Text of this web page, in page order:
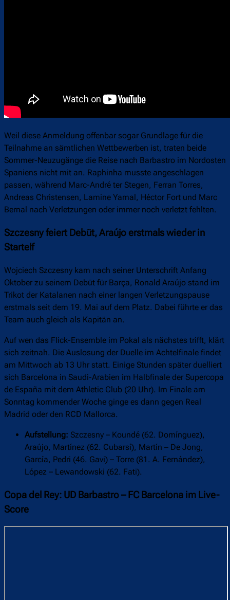
Weil diese Anmeldung offenbar sogar Grundlage für die
Teilnahme an sämtlichen Wettbewerben ist, traten beide
Sommer-Neuzugänge die Reise nach Barbastro im Nordosten
Spaniens nicht mit an. Raphinha musste angeschlagen
passen, während Marc-André ter Stegen, Ferran Torres,
Andreas Christensen, Lamine Yamal, Héctor Fort und Marc
Bernal nach Verletzungen oder immer noch verletzt fehlten.
Szczesny feiert Debüt, Araújo erstmals wieder in
Startelf
Wojciech Szczesny kam nach seiner Unterschrift Anfang
Oktober zu seinem Debüt für Barça, Ronald Araújo stand im
Trikot der Katalanen nach einer langen Verletzungspause
erstmals seit dem 19. Mai auf dem Platz. Dabei führte er das
Team auch gleich als Kapitän an.
Auf wen das Flick-Ensemble im Pokal als nächstes trifft, klärt
sich zeitnah. Die Auslosung der Duelle im Achtelfinale findet
am Mittwoch ab 13 Uhr statt. Einige Stunden später duelliert
sich Barcelona in Saudi-Arabien im Halbfinale der Supercopa
de España mit dem Athletic Club (20 Uhr). Im Finale am
Sonntag kommender Woche ginge es dann gegen Real
Madrid oder den RCD Mallorca.
Aufstellung: Szczesny – Koundé (62. Domínguez),
Araújo, Martínez (62. Cubarsí), Martín – De Jong,
García, Pedri (46. Gavi) – Torre (81. A. Fernández),
López – Lewandowski (62. Fati).
Copa del Rey: UD Barbastro – FC Barcelona im Live-
Score